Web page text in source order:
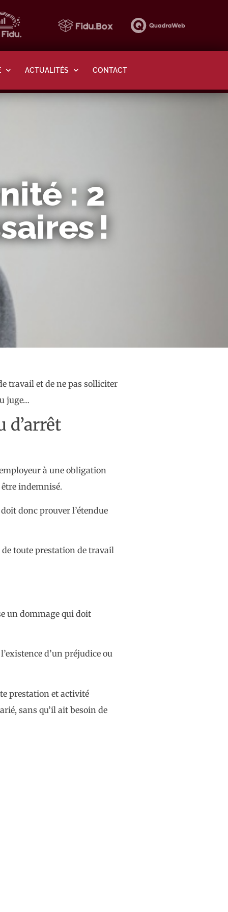
ACTUALITÉS CONTACT
: 2
!
travail et de ne pas solliciter
juge…
d’arrêt
à une obligation
indemnisé.
donc prouver l’étendue
de toute prestation de travail
un dommage qui doit
d’un préjudice ou
prestation et activité
sans qu’il ait besoin de